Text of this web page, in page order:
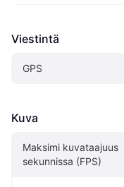
Viestintä
GPS
Kuva
Maksimi kuvataajuus
sekunnissa (FPS)